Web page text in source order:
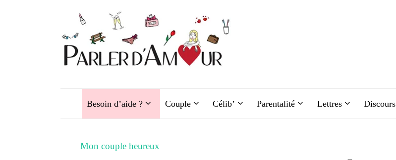
Besoin d’aide ? Couple Célib’ Parentalité Lettres Discours
Mon couple heureux